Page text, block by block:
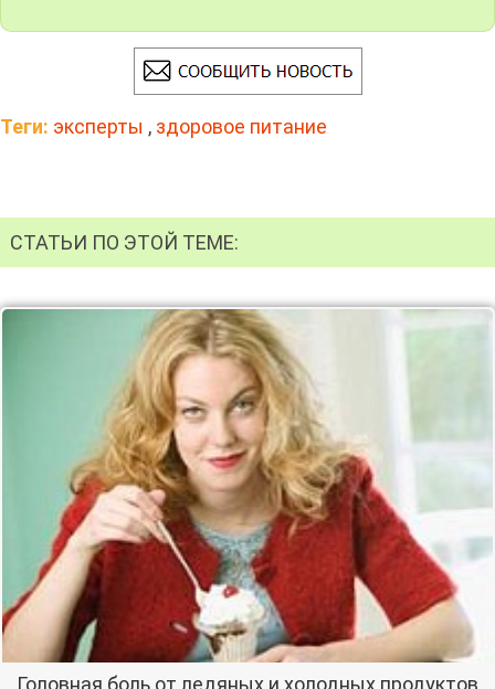
Теги: эксперты , здоровое питание
СТАТЬИ ПО ЭТОЙ ТЕМЕ:
Головная боль от ледяных и холодных продуктов